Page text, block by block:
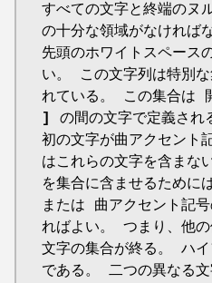
すべての文字と終端のヌ
の十分な領域がなければ
先頭のホワイトスペース
い。 この文字列は特別
れている。 この集合は
]
の間の文字で定義さ
初の文字が曲アクセント
はこれらの文字を含まな
を集合に含ませるために
または 曲アクセント記
ればよい。 つまり、他
文字の集合が終る。 ハ
である。 二つの異なる